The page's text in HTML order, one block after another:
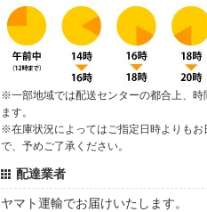
※一部地域では配送センターの都合上、
ます。
※在庫状況によってはご指定日時よりも
で、予めご了承ください。
配達業者
ヤマト運輸でお届けいたします。